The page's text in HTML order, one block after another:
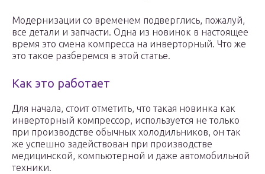
Модернизации со временем подверглись, пожалуй,
все детали и запчасти. Одна из новинок в настоящее
время это смена компресса на инверторный. Что же
это такое разберемся в этой статье.
Как это работает
Для начала, стоит отметить, что такая новинка как
инверторный компрессор, используется не только
при производстве обычных холодильников, он так
же успешно задействован при производстве
медицинской, компьютерной и даже автомобильной
техники.